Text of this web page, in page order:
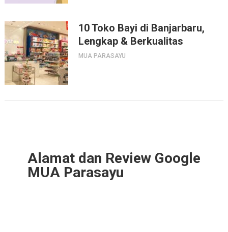
10 Toko Bayi di Banjarbaru,
Lengkap & Berkualitas
MUA PARASAYU
Alamat dan Review Google
MUA Parasayu